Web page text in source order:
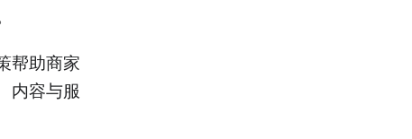
帮助商家
内容与服